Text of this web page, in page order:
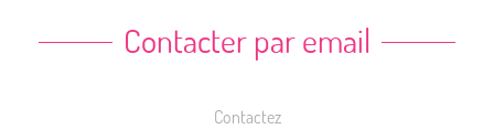
Contacter par email
Contactez